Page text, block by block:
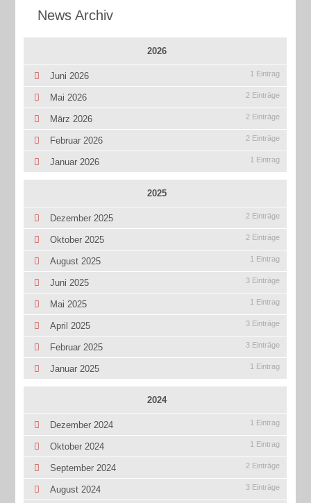
News Archiv
2026
Juni 2026 1 Eintrag
Mai 2026 2 Einträge
März 2026 2 Einträge
Februar 2026 2 Einträge
Januar 2026 1 Eintrag
2025
Dezember 2025 2 Einträge
Oktober 2025 2 Einträge
August 2025 1 Eintrag
Juni 2025 3 Einträge
Mai 2025 1 Eintrag
April 2025 3 Einträge
Februar 2025 3 Einträge
Januar 2025 1 Eintrag
2024
Dezember 2024 1 Eintrag
Oktober 2024 1 Eintrag
September 2024 2 Einträge
August 2024 3 Einträge